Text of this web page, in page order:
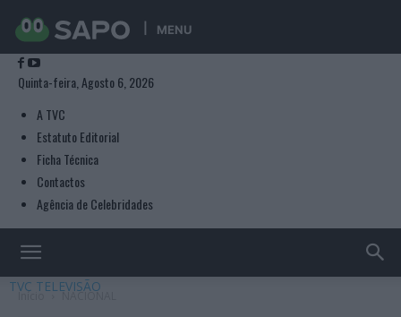
MENU
Quinta-feira, Agosto 6, 2026
A TVC
Estatuto Editorial
Ficha Técnica
Contactos
Agência de Celebridades
TVC TELEVISÃO
Início NACIONAL